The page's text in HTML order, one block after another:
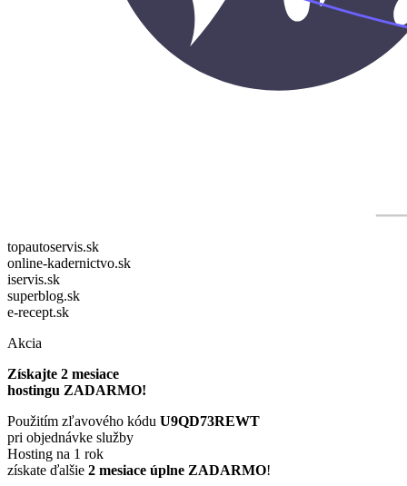
topautoservis.sk
online-kadernictvo.sk
iservis.sk
superblog.sk
e-recept.sk
Akcia
Získajte 2 mesiace
hostingu ZADARMO!
Použitím zľavového kódu U9QD73REWT
pri objednávke služby
Hosting na 1 rok
získate ďalšie 2 mesiace úplne ZADARMO!